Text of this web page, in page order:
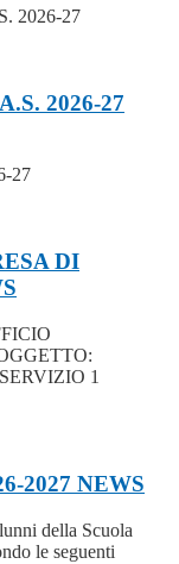
2026-27
2026-27
27
DI
1
2027 NEWS
della Scuola
le seguenti